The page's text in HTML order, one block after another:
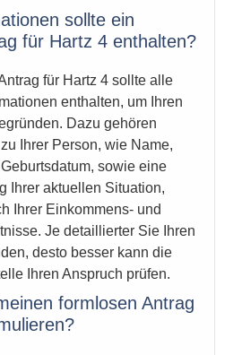
sollte ein
für Hartz 4 enthalten?
für Hartz 4 sollte alle
enthalten, um Ihren
Dazu gehören
Ihrer Person, wie Name,
sowie eine
Ihrer aktuellen Situation,
Ihrer Einkommens- und
Je detaillierter Sie Ihren
desto besser kann die
Ihren Anspruch prüfen.
formlosen Antrag